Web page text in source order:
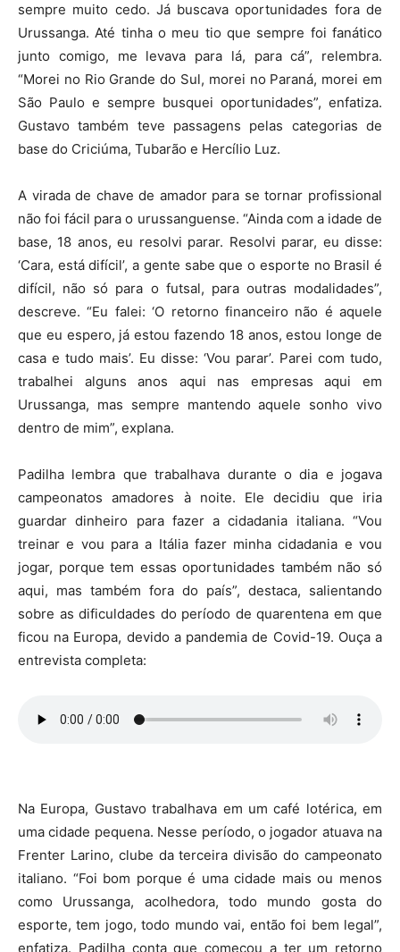
sempre muito cedo. Já buscava oportunidades fora de
Urussanga. Até tinha o meu tio que sempre foi fanático
junto comigo, me levava para lá, para cá”, relembra.
“Morei no Rio Grande do Sul, morei no Paraná, morei em
São Paulo e sempre busquei oportunidades”, enfatiza.
Gustavo também teve passagens pelas categorias de
base do Criciúma, Tubarão e Hercílio Luz.
A virada de chave de amador para se tornar profissional
não foi fácil para o urussanguense. “Ainda com a idade de
base, 18 anos, eu resolvi parar. Resolvi parar, eu disse:
‘Cara, está difícil’, a gente sabe que o esporte no Brasil é
difícil, não só para o futsal, para outras modalidades”,
descreve. “Eu falei: ‘O retorno financeiro não é aquele
que eu espero, já estou fazendo 18 anos, estou longe de
casa e tudo mais’. Eu disse: ‘Vou parar’. Parei com tudo,
trabalhei alguns anos aqui nas empresas aqui em
Urussanga, mas sempre mantendo aquele sonho vivo
dentro de mim”, explana.
Padilha lembra que trabalhava durante o dia e jogava
campeonatos amadores à noite. Ele decidiu que iria
guardar dinheiro para fazer a cidadania italiana. “Vou
treinar e vou para a Itália fazer minha cidadania e vou
jogar, porque tem essas oportunidades também não só
aqui, mas também fora do país”, destaca, salientando
sobre as dificuldades do período de quarentena em que
ficou na Europa, devido a pandemia de Covid-19. Ouça a
entrevista completa:
Na Europa, Gustavo trabalhava em um café lotérica, em
uma cidade pequena. Nesse período, o jogador atuava na
Frenter Larino, clube da terceira divisão do campeonato
italiano. “Foi bom porque é uma cidade mais ou menos
como Urussanga, acolhedora, todo mundo gosta do
esporte, tem jogo, todo mundo vai, então foi bem legal”,
enfatiza. Padilha conta que começou a ter um retorno